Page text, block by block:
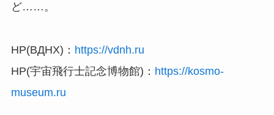
ど……。
HP(ВДНХ)： https://vdnh.ru
HP(宇宙飛行士記念博物館)： https://kosmo-
museum.ru